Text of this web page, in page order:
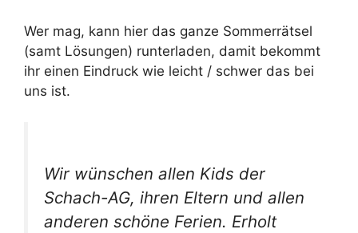
Wer mag, kann hier das ganze Sommerrätsel
(samt Lösungen) runterladen, damit bekommt
ihr einen Eindruck wie leicht / schwer das bei
uns ist.
Wir wünschen allen Kids der
Schach-AG, ihren Eltern und allen
anderen schöne Ferien. Erholt